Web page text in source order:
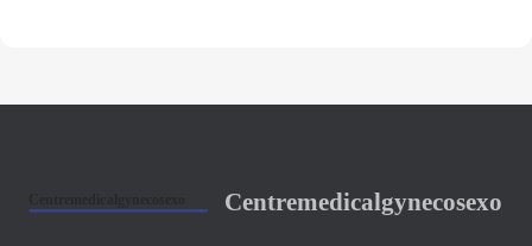
Centremedicalgynecosexo